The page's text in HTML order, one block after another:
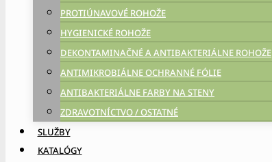
PROTIÚNAVOVÉ ROHOŽE
HYGIENICKÉ ROHOŽE
DEKONTAMINAČNÉ A ANTIBAKTERIÁLNE ROHOŽE
ANTIMIKROBIÁLNE OCHRANNÉ FÓLIE
ANTIBAKTERIÁLNE FARBY NA STENY
ZDRAVOTNÍCTVO / OSTATNÉ
SLUŽBY
KATALÓGY